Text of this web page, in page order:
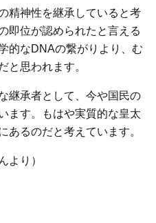
精神性を継承していると考
即位が認められたと言える
的なDNAの繋がりより、む
と思われます。
継承者として、今や国民の
ます。もはや実質的な皇太
あるのだと考えています。
より）